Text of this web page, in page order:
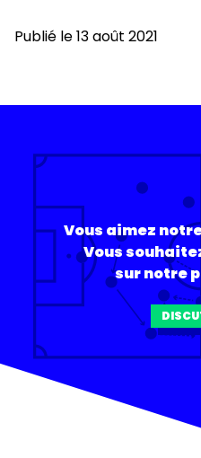
Publié le 13 août 2021
Vous aimez
Vous
sur notre